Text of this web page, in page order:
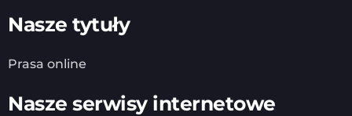
Nasze tytuły
Prasa online
Nasze serwisy internetowe